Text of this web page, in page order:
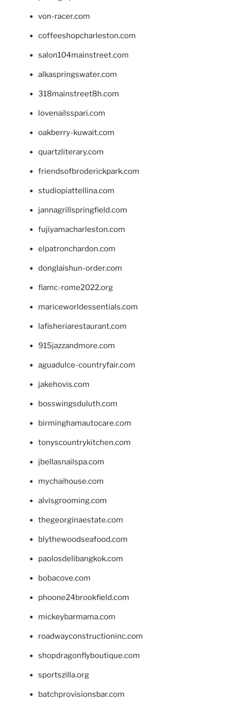
von-racer.com
coffeeshopcharleston.com
salon104mainstreet.com
alkaspringswater.com
318mainstreet8h.com
lovenailsspari.com
oakberry-kuwait.com
quartzliterary.com
friendsofbroderickpark.com
studiopiattellina.com
jannagrillspringfield.com
fujiyamacharleston.com
elpatronchardon.com
donglaishun-order.com
fiamc-rome2022.org
mariceworldessentials.com
lafisheriarestaurant.com
915jazzandmore.com
aguadulce-countryfair.com
jakehovis.com
bosswingsduluth.com
birminghamautocare.com
tonyscountrykitchen.com
jbellasnailspa.com
mychaihouse.com
alvisgrooming.com
thegeorginaestate.com
blythewoodseafood.com
paolosdelibangkok.com
bobacove.com
phoone24brookfield.com
mickeybarmama.com
roadwayconstructioninc.com
shopdragonflyboutique.com
sportszilla.org
batchprovisionsbar.com